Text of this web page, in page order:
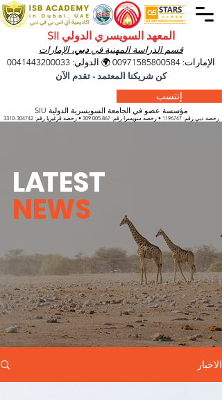
المعهد السويسري الدولي SII
قسم الدراسة المهنية فيدبي، الإمارات
إنتسب
مؤسسة عضو في الجامعة السويسرية الدولية SIU
رخصة دبي رقم:1196747 • رخصة سويسرا رقم:309.005.867 • رخصة قرغيزيا رقم:304742-3310
الإمارات: 00971585800584 🌍 الدولي: 0041443200033
كن شريكنا المعتمد - تقدم الآن
LATEST
NEWS
الاخبار